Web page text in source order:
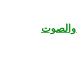
والصوت